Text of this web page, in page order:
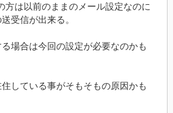
方は以前のままのメール設定なのに
受信が出来る。
場合は今回の設定が必要なのかも
している事がそもそもの原因かも